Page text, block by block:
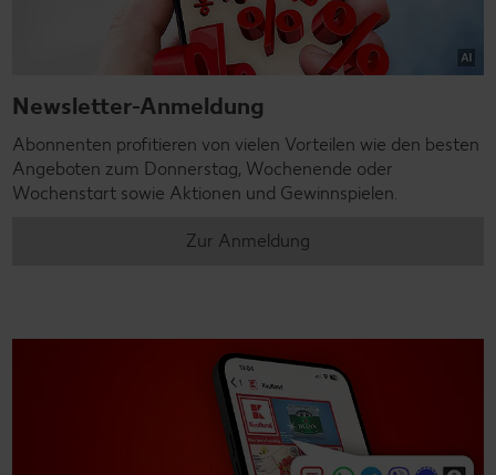
Newsletter-Anmeldung
Abonnenten profitieren von vielen Vorteilen wie den besten
Angeboten zum Donnerstag, Wochenende oder
Wochenstart sowie Aktionen und Gewinnspielen.
Zur Anmeldung